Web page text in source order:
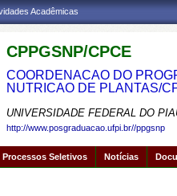
Acadêmicas
CPPGSNP/CPCE
COORDENACAO DO
NUTRICAO DE PLANTAS/
UNIVERSIDADE FEDERAL DO
http://www.posgraduacao.ufpi.br//ppgsnp
Processos Seletivos Notícias